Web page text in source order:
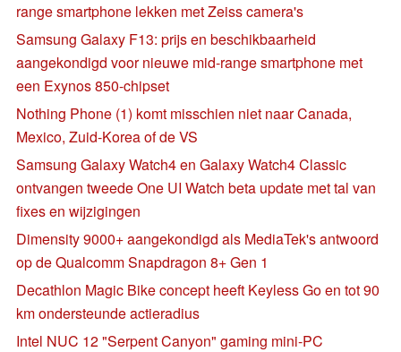
range smartphone lekken met Zeiss camera's
Samsung Galaxy F13: prijs en beschikbaarheid
aangekondigd voor nieuwe mid-range smartphone met
een Exynos 850-chipset
Nothing Phone (1) komt misschien niet naar Canada,
Mexico, Zuid-Korea of de VS
Samsung Galaxy Watch4 en Galaxy Watch4 Classic
ontvangen tweede One UI Watch beta update met tal van
fixes en wijzigingen
Dimensity 9000+ aangekondigd als MediaTek's antwoord
op de Qualcomm Snapdragon 8+ Gen 1
Decathlon Magic Bike concept heeft Keyless Go en tot 90
km ondersteunde actieradius
Intel NUC 12 "Serpent Canyon" gaming mini-PC